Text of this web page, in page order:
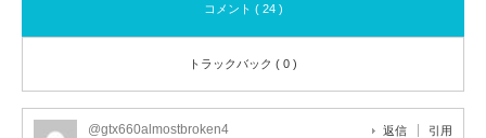
コメント ( 24 )
トラックバック ( 0 )
@gtx660almostbroken4 返信 引用